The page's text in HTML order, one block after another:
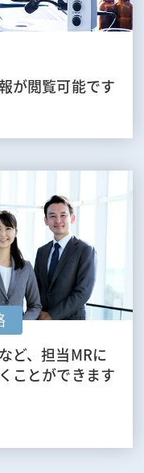
が閲覧可能です
ど、担当MRに
ことができます